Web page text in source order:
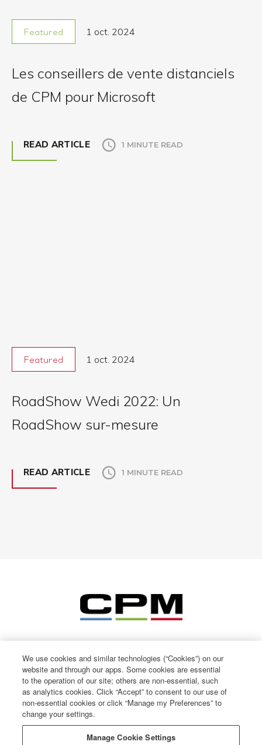
Featured 1 oct. 2024
Les conseillers de vente distanciels
de CPM pour Microsoft
READ ARTICLE 1 MINUTE READ
Featured 1 oct. 2024
RoadShow Wedi 2022: Un
RoadShow sur-mesure
READ ARTICLE 1 MINUTE READ
© CPM International 2026
Politique de confidentialité
Conditions d'utilisation
We use cookies and similar technologies (“Cookies”) on our
website and through our apps. Some cookies are essential
to the operation of our site; others are non-essential, such
as analytics cookies. Click “Accept” to consent to our use of
non-essential cookies or click “Manage my Preferences” to
change your settings.
Manage Cookie Settings